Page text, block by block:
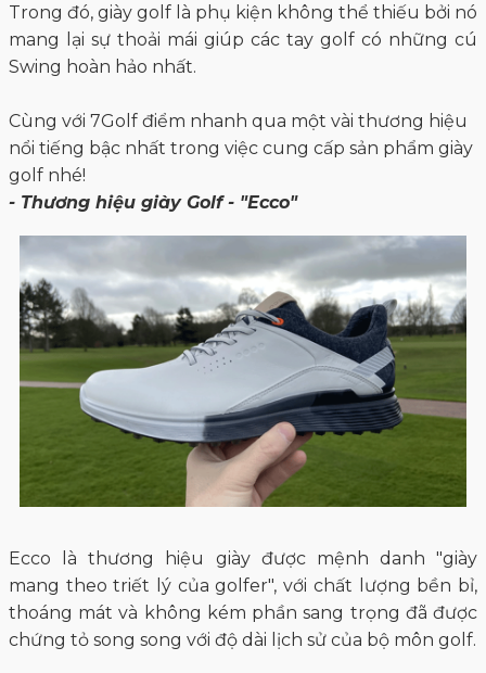
Trong đó, giày golf là phụ kiện không thể thiếu bởi nó
mang lại sự thoải mái giúp các tay golf có những cú
Swing hoàn hảo nhất.
Cùng với 7Golf điểm nhanh qua một vài thương hiệu
nổi tiếng bậc nhất trong việc cung cấp sản phẩm giày
golf nhé!
- Thương hiệu giày Golf - "Ecco"
Ecco là thương hiệu giày được mệnh danh "giày
mang theo triết lý của golfer", với chất lượng bền bỉ,
thoáng mát và không kém phần sang trọng đã được
chứng tỏ song song với độ dài lịch sử của bộ môn golf.